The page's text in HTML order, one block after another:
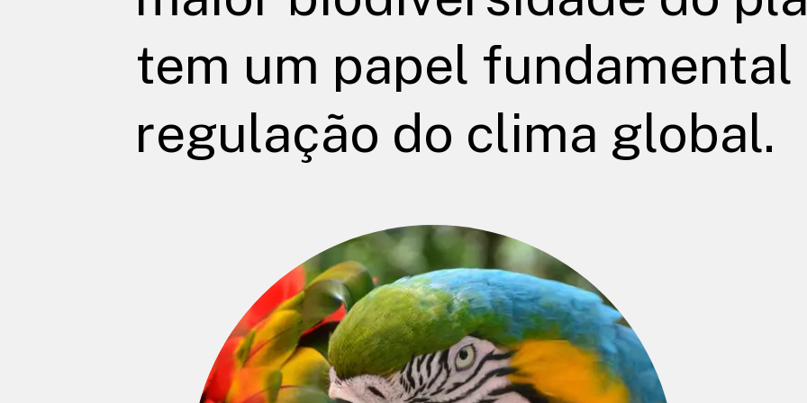
tem um papel fundamental
regulação do clima global.